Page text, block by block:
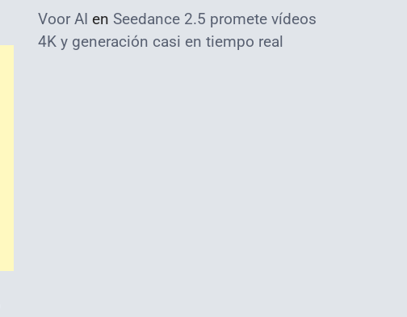
Voor AI en Seedance 2.5 promete vídeos
4K y generación casi en tiempo real